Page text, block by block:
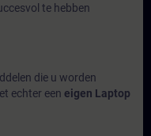
te hebben
die u worden
echter een eigen Laptop